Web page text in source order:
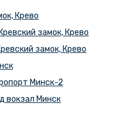
Крево
замок, Крево
замок, Крево
Минск-2
вокзал Минск